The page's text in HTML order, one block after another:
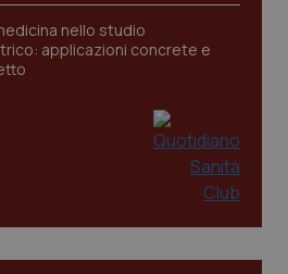
nello studio
applicazioni concrete e